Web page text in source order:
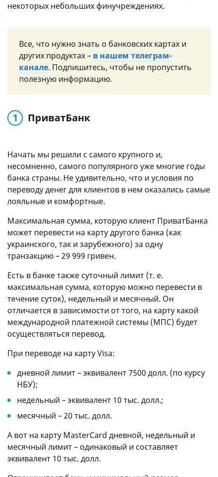
некоторых небольших финучреждениях.
Все, что нужно знать о банковских картах и
других продуктах – в нашем телеграм-
канале. Подпишитесь, чтобы не пропустить
полезную информацию.
ПриватБанк
Начать мы решили с самого крупного и,
несомненно, самого популярного уже многие годы
банка страны. Не удивительно, что и условия по
переводу денег для клиентов в нем оказались самые
лояльные и комфортные.
Максимальная сумма, которую клиент ПриватБанка
может перевести на карту другого банка (как
украинского, так и зарубежного) за одну
транзакцию – 29 999 гривен.
Есть в банке также суточный лимит (т. е.
максимальная сумма, которую можно перевести в
течение суток), недельный и месячный. Он
отличается в зависимости от того, на карту какой
международной платежной системы (МПС) будет
осуществляться перевод.
При переводе на карту Visa:
дневной лимит – эквивалент 7500 долл. (по курсу
НБУ);
недельный – эквивалент 10 тыс. долл.;
месячный – 20 тыс. долл.
А вот на карту MasterCard дневной, недельный и
месячный лимит – одинаковый и составляет
эквивалент 10 тыс. долл.